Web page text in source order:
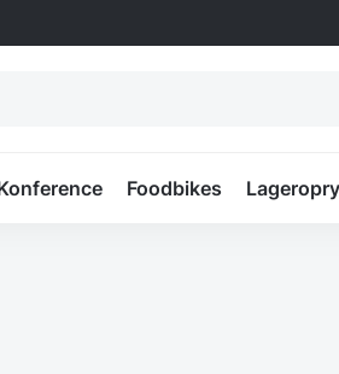
Foodbikes